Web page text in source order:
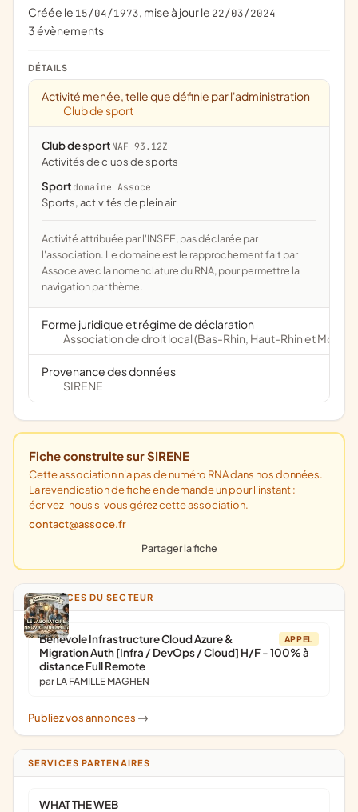
Créée le 15/04/1973, mise à jour le 22/03/2024
3 évènements
DÉTAILS
Activité menée, telle que définie par l'administration
Club de sport
Club de sport NAF 93.12Z
Activités de clubs de sports
Sport domaine Assoce
Sports, activités de plein air
Activité attribuée par l'INSEE, pas déclarée par
l'association. Le domaine est le rapprochement fait par
Assoce avec la nomenclature du RNA, pour permettre la
navigation par thème.
Forme juridique et régime de déclaration
Association de droit local (Bas-Rhin, Haut-Rhin et
Provenance des données
SIRENE
Fiche construite sur SIRENE
Cette association n'a pas de numéro RNA dans nos données.
La revendication de fiche en demande un pour l'instant :
écrivez-nous si vous gérez cette association.
contact@assoce.fr
Partager la fiche
ANNONCES DU SECTEUR
APPEL
Bénévole Infrastructure Cloud Azure &
Migration Auth [Infra / DevOps / Cloud] H/F - 100% à
distance Full Remote
par LA FAMILLE MAGHEN
Publiez vos annonces ->
SERVICES PARTENAIRES
WHAT THE WEB